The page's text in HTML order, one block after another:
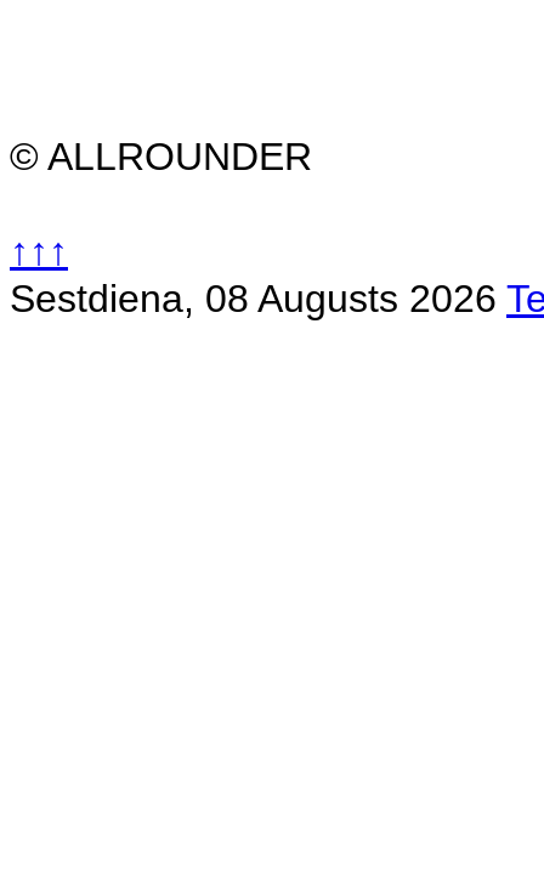
© ALLROUNDER
↑↑↑
Sestdiena, 08 Augusts 2026